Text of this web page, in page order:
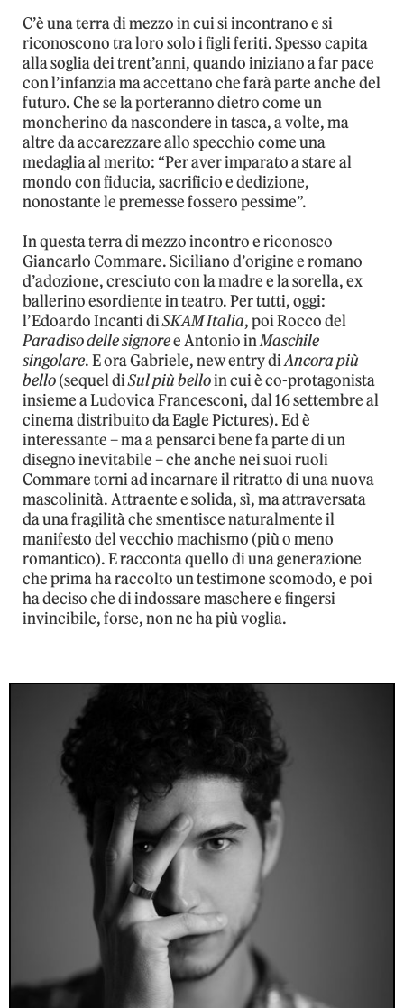
C’è una terra di mezzo in cui si incontrano e si
riconoscono tra loro solo i figli feriti. Spesso capita
alla soglia dei trent’anni, quando iniziano a far pace
con l’infanzia ma accettano che farà parte anche del
futuro. Che se la porteranno dietro come un
moncherino da nascondere in tasca, a volte, ma
altre da accarezzare allo specchio come una
medaglia al merito: “Per aver imparato a stare al
mondo con fiducia, sacrificio e dedizione,
nonostante le premesse fossero pessime”.
In questa terra di mezzo incontro e riconosco
Giancarlo Commare. Siciliano d’origine e romano
d’adozione, cresciuto con la madre e la sorella, ex
ballerino esordiente in teatro. Per tutti, oggi:
l’Edoardo Incanti diSKAM Italia, poi Rocco del
Paradiso delle signoree Antonio inMaschile
singolare. E ora Gabriele, new entry diAncora più
bello(sequel diSul più belloin cui è co-protagonista
insieme a Ludovica Francesconi, dal 16 settembre al
cinema distribuito da Eagle Pictures). Ed è
interessante – ma a pensarci bene fa parte di un
disegno inevitabile – che anche nei suoi ruoli
Commare torni ad incarnare il ritratto di una nuova
mascolinità. Attraente e solida, sì, ma attraversata
da una fragilità che smentisce naturalmente il
manifesto del vecchio machismo (più o meno
romantico). E racconta quello di una generazione
che prima ha raccolto un testimone scomodo, e poi
ha deciso che di indossare maschere e fingersi
invincibile, forse, non ne ha più voglia.